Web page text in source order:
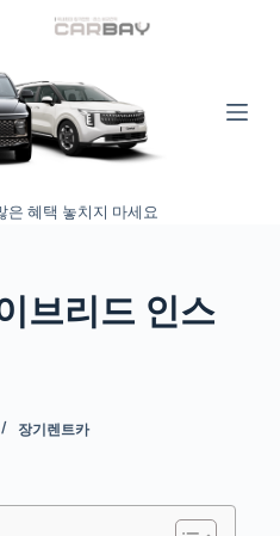
혜택 놓치지 마세요
브리드 인스
장기렌트카